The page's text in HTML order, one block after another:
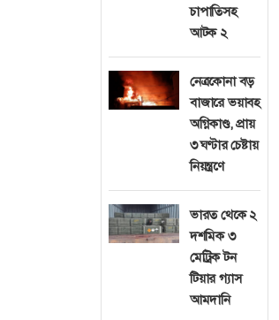
চাপাতিসহ
আটক ২
নেত্রকোনা বড়
বাজারে ভয়াবহ
অগ্নিকাণ্ড, প্রায়
৩ ঘণ্টার চেষ্টায়
নিয়ন্ত্রণে
ভারত থেকে ২
দশমিক ৩
মেট্রিক টন
টিয়ার গ্যাস
আমদানি